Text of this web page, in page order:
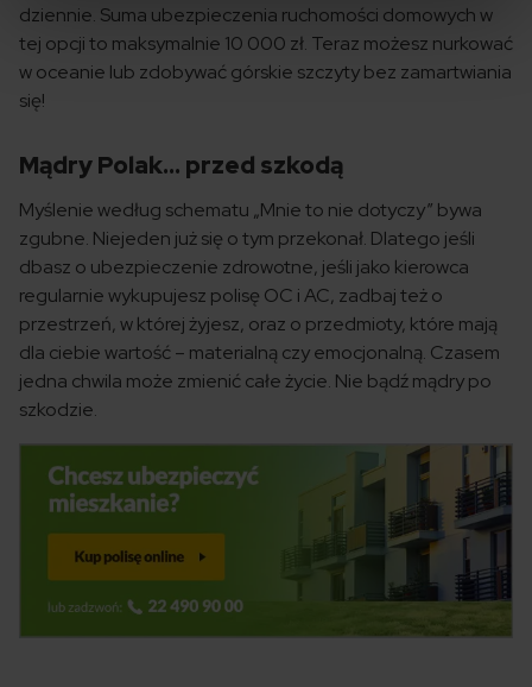
dziennie. Suma ubezpieczenia ruchomości domowych w
tej opcji to maksymalnie 10 000 zł. Teraz możesz nurkować
w oceanie lub zdobywać górskie szczyty bez zamartwiania
się!
Mądry Polak… przed szkodą
Myślenie według schematu „Mnie to nie dotyczy” bywa
zgubne. Niejeden już się o tym przekonał. Dlatego jeśli
dbasz o ubezpieczenie zdrowotne, jeśli jako kierowca
regularnie wykupujesz polisę OC i AC, zadbaj też o
przestrzeń, w której żyjesz, oraz o przedmioty, które mają
dla ciebie wartość – materialną czy emocjonalną. Czasem
jedna chwila może zmienić całe życie. Nie bądź mądry po
szkodzie.